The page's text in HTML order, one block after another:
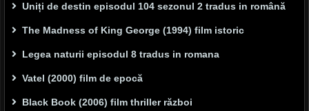
Uniți de destin episodul 104 sezonul 2 tradus in română
The Madness of King George (1994) film istoric
Legea naturii episodul 8 tradus in romana
Vatel (2000) film de epocă
Black Book (2006) film thriller război